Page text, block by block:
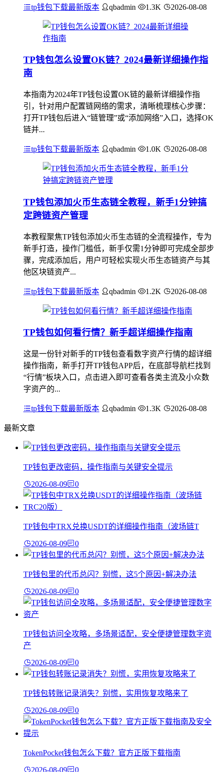
tp钱包下载最新版本 qbadmin 1.3K 2026-08-08
TP钱包怎么设置OK链？2024最新详细操作指
南
本指南为2024年TP钱包设置OK链的最新详细操作指
引，针对用户配置链网络的需求，清晰梳理核心步骤：
打开TP钱包后进入“链管理”或“添加网络”入口，选择OK
链并...
tp钱包下载最新版本 qbadmin 1.0K 2026-08-08
TP钱包添加火币生态链全教程，新手1分钟搞
定跨链资产管理
本教程聚焦TP钱包添加火币生态链的全流程操作，专为
新手打造，操作门槛低，新手仅需1分钟即可完成全部步
骤，完成添加后，用户可轻松实现火币生态链资产与其
他区块链资产...
tp钱包下载最新版本 qbadmin 1.2K 2026-08-08
TP钱包如何看行情？新手超详细操作指南
这是一份针对新手的TP钱包查看数字资产行情的超详细
操作指南，新手打开TP钱包APP后，在底部导航栏找到
“行情”板块入口，点击进入即可查看各类主流及小众数
字资产的...
tp钱包下载最新版本 qbadmin 1.3K 2026-08-08
最新文章
TP钱包更改密码，操作指南与关键安全提示
2026-08-09 0
TP钱包中TRX兑换USDT的详细操作指南（波场链T
2026-08-09 0
TP钱包里的代币总闪？别慌，这5个原因+解决办法
2026-08-09 0
TP钱包访问全攻略，多场景适配，安全便捷管理数字资
产
2026-08-09 0
TP钱包转账记录消失？别慌，实用恢复攻略来了
2026-08-09 0
TokenPocket钱包怎么下载？官方正版下载指南
2026-08-09 0